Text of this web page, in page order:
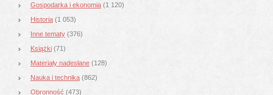
Gospodarka i ekonomia (1 120)
Historia (1 053)
Inne tematy (376)
Książki (71)
Materiały nadesłane (128)
Nauka i technika (862)
Obronność (473)